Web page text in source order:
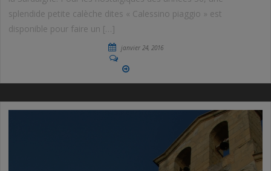
splendide petite calèche dites « Calessino piaggio » est
disponible pour faire un […]
janvier 24, 2016